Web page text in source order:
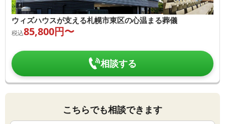
ウィズハウスが支える札幌市東区の心温まる葬儀
税込85,800円〜
相談する
こちらでも相談できます